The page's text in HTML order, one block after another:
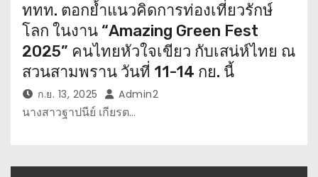
ททท. ตอกย้ำแนวคิดการท่องเที่ยวรักษ์
โลก ในงาน “Amazing Green Fest
2025” คนไทยหัวใจเขียว กับเสน่ห์ไทย ณ
สวนสามพราน วันที่ 11-14 กย. นี้
ก.ย. 13, 2025 Admin2
นางสาวฐาปนีย์ เกียรต…